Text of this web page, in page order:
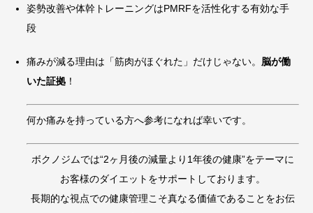
姿勢改善や体幹トレーニングはPMRFを活性化する有効な手
段
痛みが減る理由は「筋肉がほぐれた」だけじゃない。 脳が働
いた証拠 ！
何か痛みを持っている方へ参考になれば幸いです。
ボクノジムでは“2ヶ月後の減量より1年後の健康”をテーマに
お客様のダイエットをサポートしております。
長期的な視点での健康管理こそ真なる価値であることをお伝